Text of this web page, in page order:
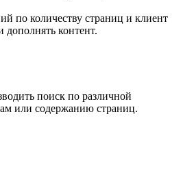
по количеству страниц и клиент
дополнять контент.
поиск по различной
или содержанию страниц.